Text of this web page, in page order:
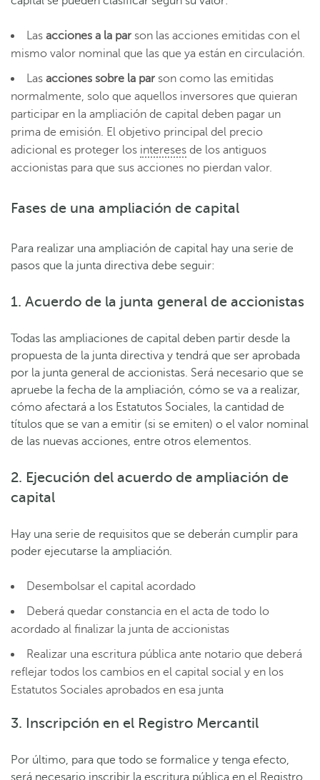
Las acciones a la par son las acciones emitidas con el
mismo valor nominal que las que ya están en circulación.
Las acciones sobre la par son como las emitidas
normalmente, solo que aquellos inversores que quieran
participar en la ampliación de capital deben pagar un
prima de emisión. El objetivo principal del precio
adicional es proteger los intereses de los antiguos
accionistas para que sus acciones no pierdan valor.
Fases de una ampliación de capital
Para realizar una ampliación de capital hay una serie de
pasos que la junta directiva debe seguir:
1. Acuerdo de la junta general de accionistas
Todas las ampliaciones de capital deben partir desde la
propuesta de la junta directiva y tendrá que ser aprobada
por la junta general de accionistas. Será necesario que se
apruebe la fecha de la ampliación, cómo se va a realizar,
cómo afectará a los Estatutos Sociales, la cantidad de
títulos que se van a emitir (si se emiten) o el valor nominal
de las nuevas acciones, entre otros elementos.
2. Ejecución del acuerdo de ampliación de
capital
Hay una serie de requisitos que se deberán cumplir para
poder ejecutarse la ampliación.
Desembolsar el capital acordado
Deberá quedar constancia en el acta de todo lo
acordado al finalizar la junta de accionistas
Realizar una escritura pública ante notario que deberá
reflejar todos los cambios en el capital social y en los
Estatutos Sociales aprobados en esa junta
3. Inscripción en el Registro Mercantil
Por último, para que todo se formalice y tenga efecto,
será necesario inscribir la escritura pública en el Registro